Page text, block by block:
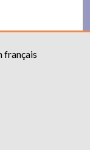
français